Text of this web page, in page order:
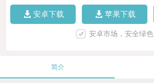
安卓下载 苹果下载
安卓市场，安全绿色
简介